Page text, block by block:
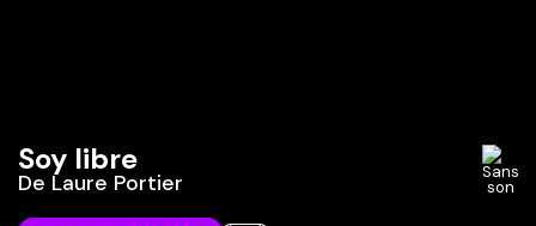
Soy libre
De Laure Portier